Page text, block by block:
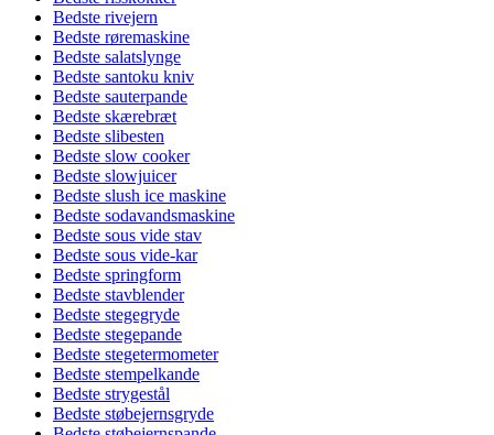
Bedste rivejern
Bedste røremaskine
Bedste salatslynge
Bedste santoku kniv
Bedste sauterpande
Bedste skærebræt
Bedste slibesten
Bedste slow cooker
Bedste slowjuicer
Bedste slush ice maskine
Bedste sodavandsmaskine
Bedste sous vide stav
Bedste sous vide-kar
Bedste springform
Bedste stavblender
Bedste stegegryde
Bedste stegepande
Bedste stegetermometer
Bedste stempelkande
Bedste strygestål
Bedste støbejernsgryde